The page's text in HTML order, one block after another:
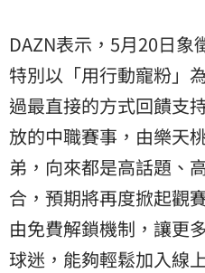
DAZN表示，5月20日
特別以「用行動寵粉」
過最直接的方式回饋支
放的中職賽事，由樂天
弟，向來都是高話題、
合，預期將再度掀起觀
由免費解鎖機制，讓更
球迷，能夠輕鬆加入線